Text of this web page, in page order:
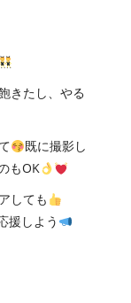
きたし、やる
既に撮影し
もOK
しても
援しよう